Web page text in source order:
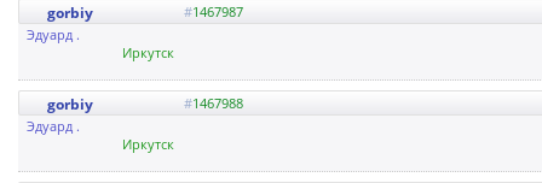
gorbiy #1467987
Эдуард .
Иркутск
gorbiy #1467988
Эдуард .
Иркутск